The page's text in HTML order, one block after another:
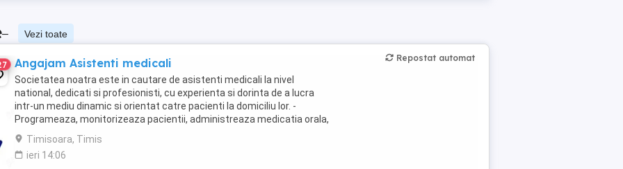
– Vezi toate
Angajam Asistenti medicali
Societatea noatra este in cautare de asistenti medicali la nivel
national, dedicati si profesionisti, cu experienta si dorinta de a lucra
intr-un mediu dinamic si orientat catre pacienti la domiciliu lor. -
Programeaza, monitorizeaza pacientii, administreaza medicatia orala,
injectabila, perfuzabila ...
Timisoara, Timis
ieri 14:06
Repostat automat